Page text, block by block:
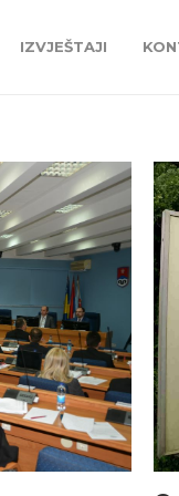
IZVJEŠTAJI